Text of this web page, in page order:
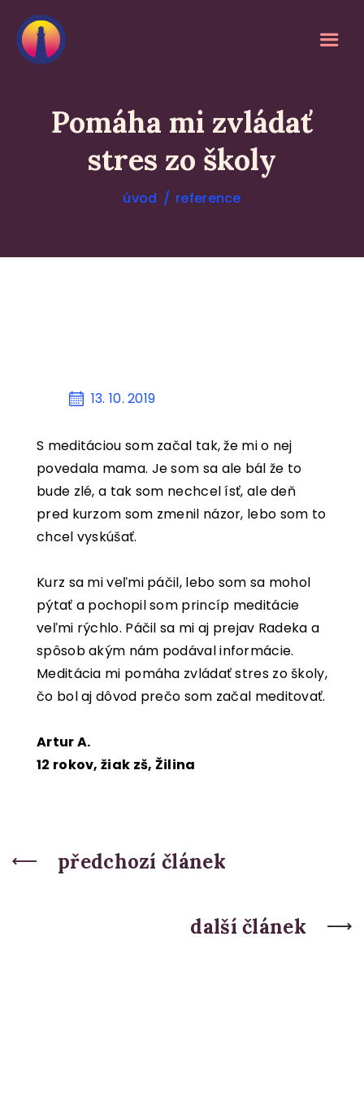
Pomáha mi zvládať
stres zo školy
úvod reference
O MEDITACI
REFERENCE
KONTAKT13. 10. 2019
S meditáciou som začal tak, že mi o nej
povedala mama. Je som sa ale bál že to
bude zlé, a tak som nechcel ísť, ale deň
pred kurzom som zmenil názor, lebo som to
chcel vyskúšať.
Kurz sa mi veľmi páčil, lebo som sa mohol
pýtať a pochopil som princíp meditácie
veľmi rýchlo. Páčil sa mi aj prejav Radeka a
spôsob akým nám podával informácie.
Meditácia mi pomáha zvládať stres zo školy,
čo bol aj dôvod prečo som začal meditovať.
Artur A.
12 rokov, žiak zš, Žilina
předchozí článek
další článek